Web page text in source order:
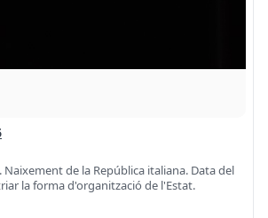
Naixement de la República italiana. Data del
la forma d'organització de l'Estat.